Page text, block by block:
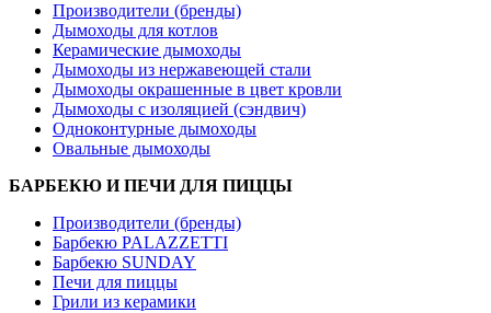
Производители (бренды)
Дымоходы для котлов
Керамические дымоходы
Дымоходы из нержавеющей стали
Дымоходы окрашенные в цвет кровли
Дымоходы с изоляцией (сэндвич)
Одноконтурные дымоходы
Овальные дымоходы
БАРБЕКЮ И ПЕЧИ ДЛЯ ПИЦЦЫ
Производители (бренды)
Барбекю PALAZZETTI
Барбекю SUNDAY
Печи для пиццы
Грили из керамики